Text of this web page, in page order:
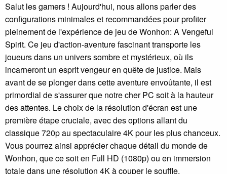
Salut les gamers ! Aujourd'hui, nous allons parler des
configurations minimales et recommandées pour profiter
pleinement de l'expérience de jeu de Wonhon: A Vengeful
Spirit. Ce jeu d'action-aventure fascinant transporte les
joueurs dans un univers sombre et mystérieux, où ils
incarneront un esprit vengeur en quête de justice. Mais
avant de se plonger dans cette aventure envoûtante, il est
primordial de s'assurer que notre cher PC soit à la hauteur
des attentes. Le choix de la résolution d'écran est une
première étape cruciale, avec des options allant du
classique 720p au spectaculaire 4K pour les plus chanceux.
Vous pourrez ainsi apprécier chaque détail du monde de
Wonhon, que ce soit en Full HD (1080p) ou en immersion
totale dans une résolution 4K à couper le souffle.